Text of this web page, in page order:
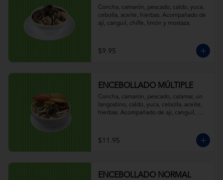
Concha, camarón, pescado, caldo, yuca,
cebolla, aceite, hierbas. Acompañado de
ají, canguil, chifle, limón y mostaza.
$9.95
ENCEBOLLADO MÚLTIPLE
Concha, camarón, pescado, calamar, un
langostino, caldo, yuca, cebolla, aceite,
hierbas. Acompañado de ají, canguil,
$11.95
ENCEBOLLADO NORMAL